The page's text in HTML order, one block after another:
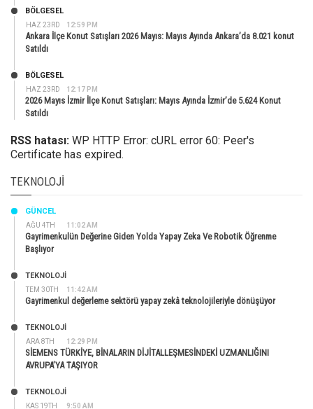
HAZ 23RD 12:59 PM
BÖLGESEL
Ankara İlçe Konut Satışları 2026 Mayıs: Mayıs Ayında Ankara’da 8.021 konut
Satıldı
HAZ 23RD 12:17 PM
BÖLGESEL
2026 Mayıs İzmir İlçe Konut Satışları: Mayıs Ayında İzmir’de 5.624 Konut
Satıldı
RSS hatası: WP HTTP Error: cURL error 60: Peer's
Certificate has expired.
TEKNOLOJI
AĞU 4TH 11:02 AM
GÜNCEL
Gayrimenkulün Değerine Giden Yolda Yapay Zeka Ve Robotik Öğrenme
Başlıyor
TEM 30TH 11:42 AM
TEKNOLOJİ
Gayrimenkul değerleme sektörü yapay zekâ teknolojileriyle dönüşüyor
ARA 8TH 12:29 PM
TEKNOLOJİ
SİEMENS TÜRKİYE, BİNALARIN DİJİTALLEŞMESİNDEKİ UZMANLIĞINI
AVRUPA’YA TAŞIYOR
KAS 19TH 9:50 AM
TEKNOLOJİ